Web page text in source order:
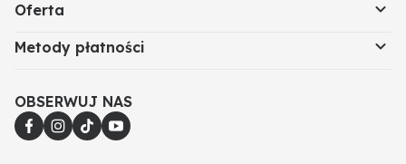
Oferta
Metody płatności
OBSERWUJ NAS